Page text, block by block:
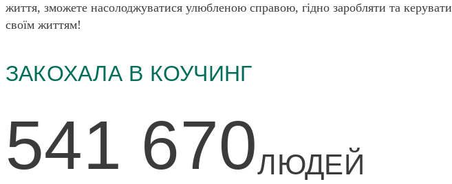
життя, зможете насолоджуватися улюбленою справою, гідно заробляти та керувати
своїм життям!
ЗАКОХАЛА В КОУЧИНГ
541 670ЛЮДЕЙ